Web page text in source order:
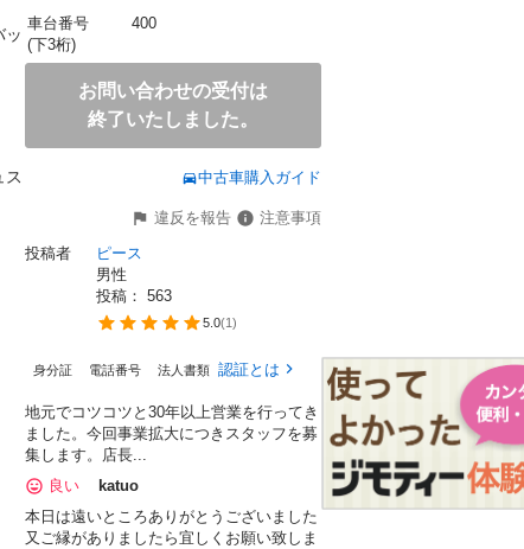
ッ
車台番号
(下3桁)
400
お問い合わせの受付は
終了いたしました。
中古車購入ガイド
違反を報告
注意事項
投稿者
ピース
男性
投稿： 563
5.0(1)
身分証 電話番号 法人書類 認証とは
地元でコツコツと30年以上営業を行ってき
ました。今回事業拡大につきスタッフを募
集します。店長...
良い
katuo
本日は遠いところありがとうございました
又ご縁がありましたら宜しくお願い致しま